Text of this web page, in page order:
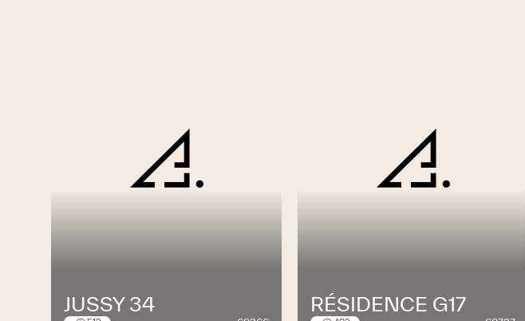
JUSSY 34 RÉSIDENCE G17